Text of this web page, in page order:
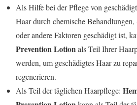
Als Hilfe bei der Pflege von
Haar durch chemische
oder andere Faktoren geschädigt ist,
Prevention Lotionals Teil Ihrer
werden, um geschädigtes Haar zu
regenerieren.
Als Teil der täglichen Haarpflege: